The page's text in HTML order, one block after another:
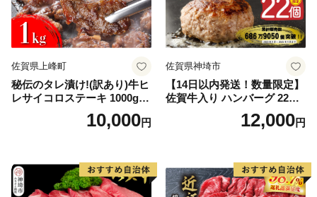
佐賀県上峰町
秘伝のタレ漬け!(訳あり)牛ヒ
レサイコロステーキ 1000g
10,000円
佐賀県神埼市
【14日以内発送！数量限定】
佐賀牛入り ハンバーグ 22個
2.6kg(120g×22個)【佐賀牛
黒毛和牛 ブランド牛 九州 ハ
気】(H083106)
12,000円